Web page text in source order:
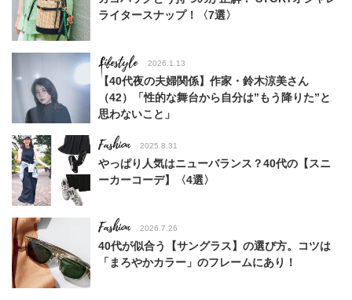
ライタースナップ！〈7選〉
Lifestyle 2026.1.13
【40代夜の夫婦関係】作家・鈴木涼美さん
（42）「性的な舞台から自分は”もう降りた”と
思わないこと」
Fashion 2025.8.31
やっぱり人気はニューバランス？40代の【スニ
ーカーコーデ】〈4選〉
Fashion 2026.7.26
40代が似合う【サングラス】の選び方。コツは
「まろやかカラー」のフレームにあり！